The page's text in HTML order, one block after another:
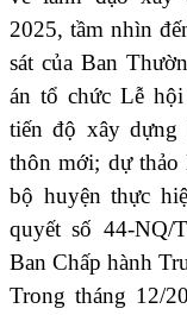
2025, tầm nhìn
sát của Ban
án tổ chức Lễ
tiến độ xây dựng
thôn mới; dự thảo
bộ huyện thực
quyết số 44-
Ban Chấp hành
Trong tháng 12/